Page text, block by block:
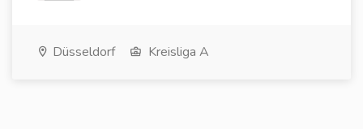
Düsseldorf Kreisliga A